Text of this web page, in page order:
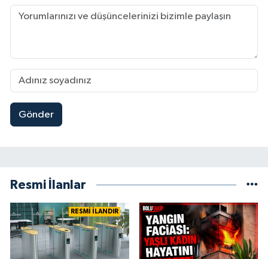
Gönder
Resmi İlanlar
RESMİ İLANDIR